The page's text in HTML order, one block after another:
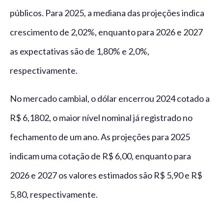
públicos. Para 2025, a mediana das projeções indica
crescimento de 2,02%, enquanto para 2026 e 2027
as expectativas são de 1,80% e 2,0%,
respectivamente.
No mercado cambial, o dólar encerrou 2024 cotado a
R$ 6,1802, o maior nível nominal já registrado no
fechamento de um ano. As projeções para 2025
indicam uma cotação de R$ 6,00, enquanto para
2026 e 2027 os valores estimados são R$ 5,90 e R$
5,80, respectivamente.